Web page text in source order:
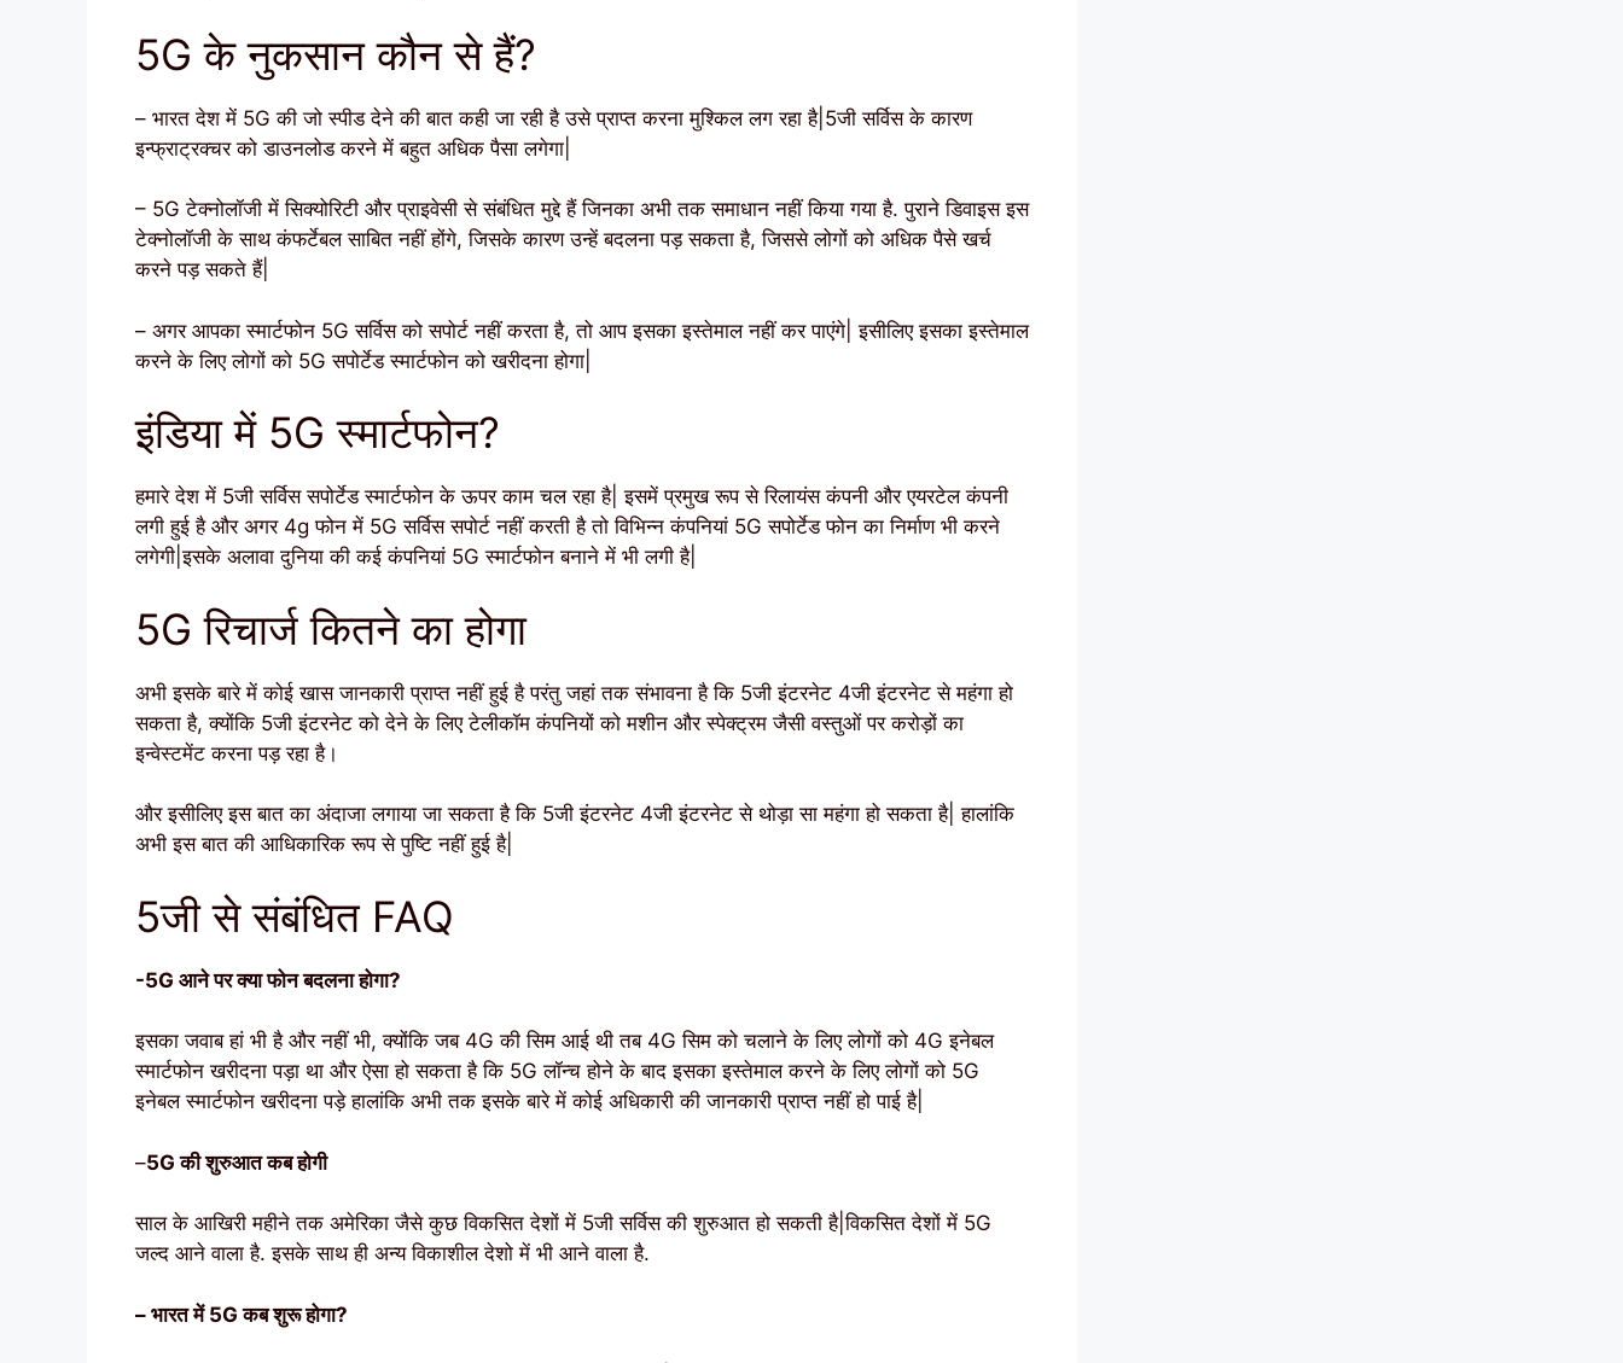
5G के नुकसान कौन से हैं?
– भारत देश में 5G की जो स्पीड देने की बात कही जा रही है उसे प्राप्त करना मुश्किल लग रहा है|5जी सर्विस के कारण
इन्फ्राट्रक्चर को डाउनलोड करने में बहुत अधिक पैसा लगेगा|
– 5G टेक्नोलॉजी में सिक्योरिटी और प्राइवेसी से संबंधित मुद्दे हैं जिनका अभी तक समाधान नहीं किया गया है. पुराने डिवाइस इस
टेक्नोलॉजी के साथ कंफर्टेबल साबित नहीं होंगे, जिसके कारण उन्हें बदलना पड़ सकता है, जिससे लोगों को अधिक पैसे खर्च
करने पड़ सकते हैं|
– अगर आपका स्मार्टफोन 5G सर्विस को सपोर्ट नहीं करता है, तो आप इसका इस्तेमाल नहीं कर पाएंगे| इसीलिए इसका इस्तेमाल
करने के लिए लोगों को 5G सपोर्टेड स्मार्टफोन को खरीदना होगा|
इंडिया में 5G स्मार्टफोन?
हमारे देश में 5जी सर्विस सपोर्टेड स्मार्टफोन के ऊपर काम चल रहा है| इसमें प्रमुख रूप से रिलायंस कंपनी और एयरटेल कंपनी
लगी हुई है और अगर 4g फोन में 5G सर्विस सपोर्ट नहीं करती है तो विभिन्न कंपनियां 5G सपोर्टेड फोन का निर्माण भी करने
लगेगी|इसके अलावा दुनिया की कई कंपनियां 5G स्मार्टफोन बनाने में भी लगी है|
5G रिचार्ज कितने का होगा
अभी इसके बारे में कोई खास जानकारी प्राप्त नहीं हुई है परंतु जहां तक संभावना है कि 5जी इंटरनेट 4जी इंटरनेट से महंगा हो
सकता है, क्योंकि 5जी इंटरनेट को देने के लिए टेलीकॉम कंपनियों को मशीन और स्पेक्ट्रम जैसी वस्तुओं पर करोड़ों का
इन्वेस्टमेंट करना पड़ रहा है।
और इसीलिए इस बात का अंदाजा लगाया जा सकता है कि 5जी इंटरनेट 4जी इंटरनेट से थोड़ा सा महंगा हो सकता है| हालांकि
अभी इस बात की आधिकारिक रूप से पुष्टि नहीं हुई है|
5जी से संबंधित FAQ
-5G आने पर क्या फोन बदलना होगा?
इसका जवाब हां भी है और नहीं भी, क्योंकि जब 4G की सिम आई थी तब 4G सिम को चलाने के लिए लोगों को 4G इनेबल
स्मार्टफोन खरीदना पड़ा था और ऐसा हो सकता है कि 5G लॉन्च होने के बाद इसका इस्तेमाल करने के लिए लोगों को 5G
इनेबल स्मार्टफोन खरीदना पड़े हालांकि अभी तक इसके बारे में कोई अधिकारी की जानकारी प्राप्त नहीं हो पाई है|
–5G की शुरुआत कब होगी
साल के आखिरी महीने तक अमेरिका जैसे कुछ विकसित देशों में 5जी सर्विस की शुरुआत हो सकती है|विकसित देशों में 5G
जल्द आने वाला है. इसके साथ ही अन्य विकाशील देशो में भी आने वाला है.
– भारत में 5G कब शुरू होगा?